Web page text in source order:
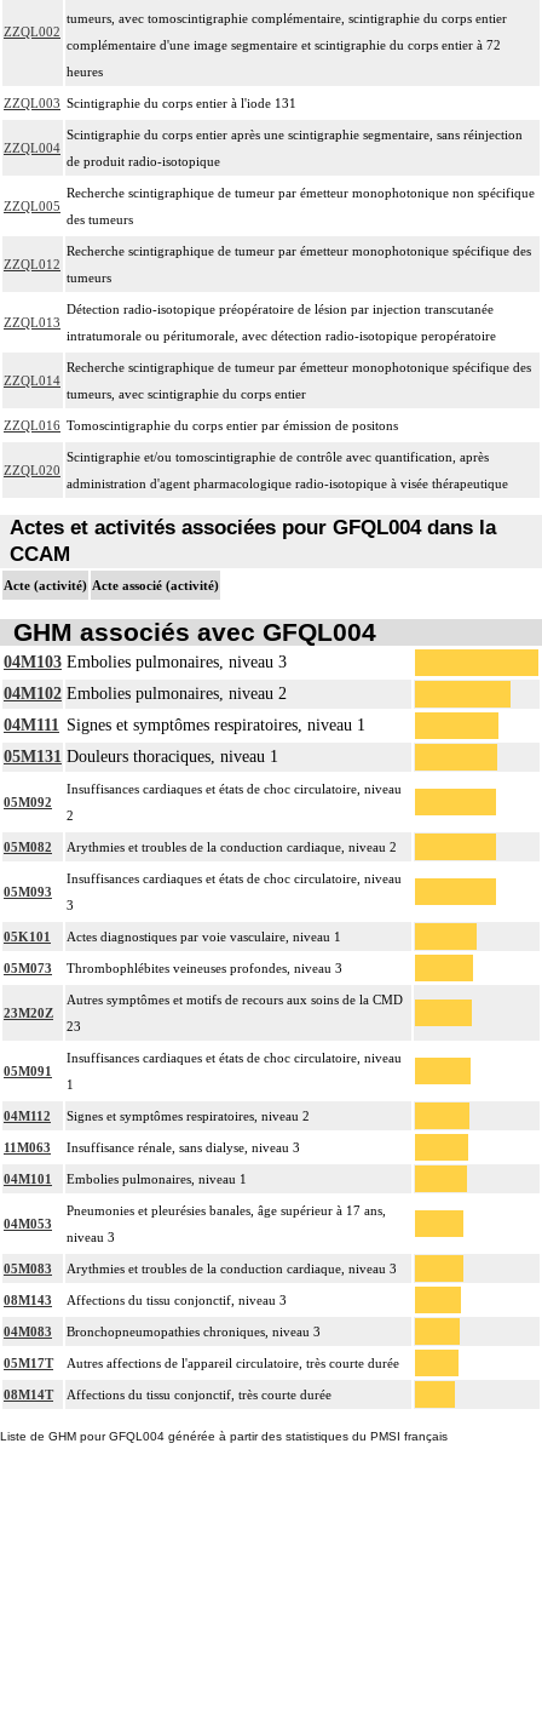
ZZQL002
tumeurs, avec tomoscintigraphie complémentaire, scintigraphie du corps entier
complémentaire d'une image segmentaire et scintigraphie du corps entier à 72
heures
ZZQL003 Scintigraphie du corps entier à l'iode 131
ZZQL004
Scintigraphie du corps entier après une scintigraphie segmentaire, sans réinjection
de produit radio-isotopique
ZZQL005
Recherche scintigraphique de tumeur par émetteur monophotonique non spécifique
des tumeurs
ZZQL012
Recherche scintigraphique de tumeur par émetteur monophotonique spécifique des
tumeurs
ZZQL013
Détection radio-isotopique préopératoire de lésion par injection transcutanée
intratumorale ou péritumorale, avec détection radio-isotopique peropératoire
ZZQL014
Recherche scintigraphique de tumeur par émetteur monophotonique spécifique des
tumeurs, avec scintigraphie du corps entier
ZZQL016 Tomoscintigraphie du corps entier par émission de positons
ZZQL020
Scintigraphie et/ou tomoscintigraphie de contrôle avec quantification, après
administration d'agent pharmacologique radio-isotopique à visée thérapeutique
Actes et activités associées pour GFQL004 dans la
CCAM
Acte (activité) Acte associé (activité)
GHM associés avec GFQL004
04M103 Embolies pulmonaires, niveau 3
04M102 Embolies pulmonaires, niveau 2
04M111 Signes et symptômes respiratoires, niveau 1
05M131 Douleurs thoraciques, niveau 1
05M092
Insuffisances cardiaques et états de choc circulatoire, niveau
2
05M082 Arythmies et troubles de la conduction cardiaque, niveau 2
05M093
Insuffisances cardiaques et états de choc circulatoire, niveau
3
05K101 Actes diagnostiques par voie vasculaire, niveau 1
05M073 Thrombophlébites veineuses profondes, niveau 3
23M20Z
Autres symptômes et motifs de recours aux soins de la CMD
23
05M091
Insuffisances cardiaques et états de choc circulatoire, niveau
1
04M112 Signes et symptômes respiratoires, niveau 2
11M063 Insuffisance rénale, sans dialyse, niveau 3
04M101 Embolies pulmonaires, niveau 1
04M053
Pneumonies et pleurésies banales, âge supérieur à 17 ans,
niveau 3
05M083 Arythmies et troubles de la conduction cardiaque, niveau 3
08M143 Affections du tissu conjonctif, niveau 3
04M083 Bronchopneumopathies chroniques, niveau 3
05M17T Autres affections de l'appareil circulatoire, très courte durée
08M14T Affections du tissu conjonctif, très courte durée
Liste de GHM pour GFQL004 générée à partir des statistiques du PMSI français